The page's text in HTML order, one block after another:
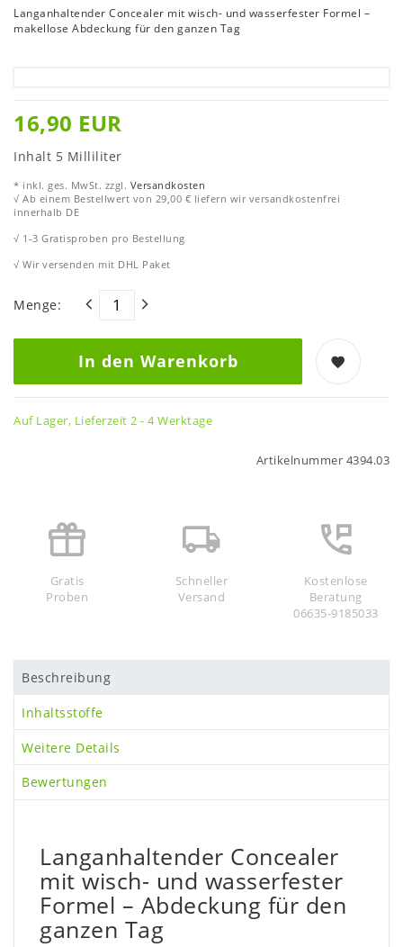
Langanhaltender Concealer mit wisch- und wasserfester Formel –
makellose Abdeckung für den ganzen Tag
16,90 EUR
Inhalt 5 Milliliter
* inkl. ges. MwSt. zzgl. Versandkosten
√ Ab einem Bestellwert von 29,00 € liefern wir versandkostenfrei
innerhalb DE
√ 1-3 Gratisproben pro Bestellung
√ Wir versenden mit DHL Paket
Menge:
In den Warenkorb
Auf Lager, Lieferzeit 2 - 4 Werktage
Artikelnummer 4394.03
Gratis
Proben
Schneller
Versand
Kostenlose
Beratung
06635-9185033
Beschreibung
Inhaltsstoffe
Weitere Details
Bewertungen
Langanhaltender Concealer
mit wisch- und wasserfester
Formel – Abdeckung für den
ganzen Tag